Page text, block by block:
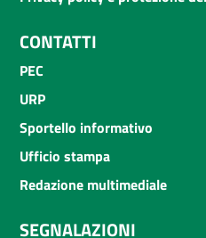
CONTATTI
PEC
URP
Sportello informativo
Ufficio stampa
Redazione multimediale
SEGNALAZIONI